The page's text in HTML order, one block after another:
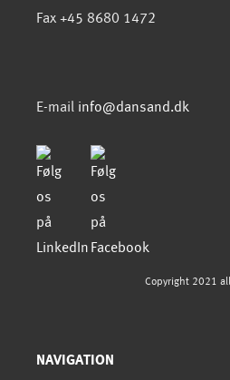
Fax +45 8680 1472
E-mail info@dansand.dk
Copyright 2021
NAVIGATION